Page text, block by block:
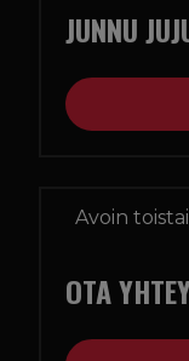
JUNNU
Avoin
OTA